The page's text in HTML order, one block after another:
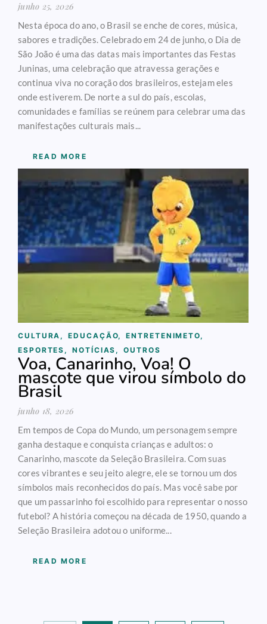
junho 25, 2026
Nesta época do ano, o Brasil se enche de cores, música,
sabores e tradições. Celebrado em 24 de junho, o Dia de
São João é uma das datas mais importantes das Festas
Juninas, uma celebração que atravessa gerações e
continua viva no coração dos brasileiros, estejam eles
onde estiverem. De norte a sul do país, escolas,
comunidades e famílias se reúnem para celebrar uma das
manifestações culturais mais...
READ MORE
CULTURA , EDUCAÇÃO, ENTRETENIMETO,
ESPORTES , NOTÍCIAS , OUTROS
Voa, Canarinho, Voa! O
mascote que virou símbolo do
Brasil
junho 18, 2026
Em tempos de Copa do Mundo, um personagem sempre
ganha destaque e conquista crianças e adultos: o
Canarinho, mascote da Seleção Brasileira. Com suas
cores vibrantes e seu jeito alegre, ele se tornou um dos
símbolos mais reconhecidos do país. Mas você sabe por
que um passarinho foi escolhido para representar o nosso
futebol? A história começou na década de 1950, quando a
Seleção Brasileira adotou o uniforme...
READ MORE